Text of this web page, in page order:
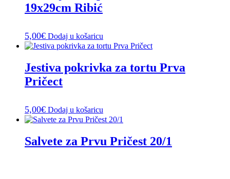
19x29cm Ribić
5,00€ Dodaj u košaricu
Jestiva pokrivka za tortu Prva
Pričect
5,00€ Dodaj u košaricu
Salvete za Prvu Pričest 20/1